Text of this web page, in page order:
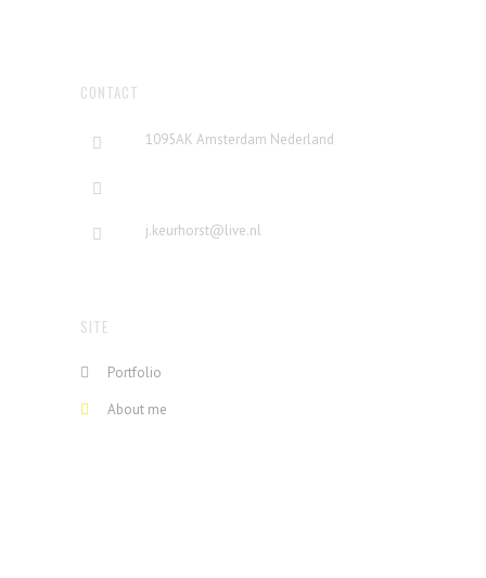
CONTACT
1095AK Amsterdam Nederland
j.keurhorst@live.nl
SITE
Portfolio
About me